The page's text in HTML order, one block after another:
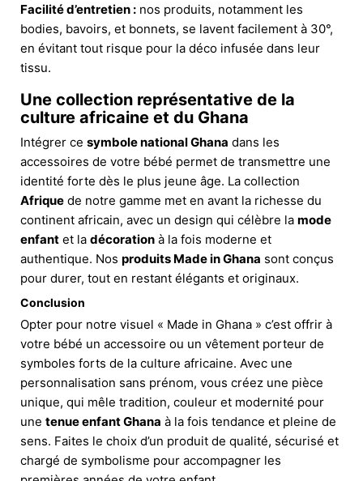
Facilité d’entretien : nos produits, notamment les
bodies, bavoirs, et bonnets, se lavent facilement à 30°,
en évitant tout risque pour la déco infusée dans leur
tissu.
Une collection représentative de la
culture africaine et du Ghana
Intégrer ce symbole national Ghana dans les
accessoires de votre bébé permet de transmettre une
identité forte dès le plus jeune âge. La collection
Afrique de notre gamme met en avant la richesse du
continent africain, avec un design qui célèbre la mode
enfant et la décoration à la fois moderne et
authentique. Nos produits Made in Ghana sont conçus
pour durer, tout en restant élégants et originaux.
Conclusion
Opter pour notre visuel « Made in Ghana » c’est offrir à
votre bébé un accessoire ou un vêtement porteur de
symboles forts de la culture africaine. Avec une
personnalisation sans prénom, vous créez une pièce
unique, qui mêle tradition, couleur et modernité pour
une tenue enfant Ghana à la fois tendance et pleine de
sens. Faites le choix d’un produit de qualité, sécurisé et
chargé de symbolisme pour accompagner les